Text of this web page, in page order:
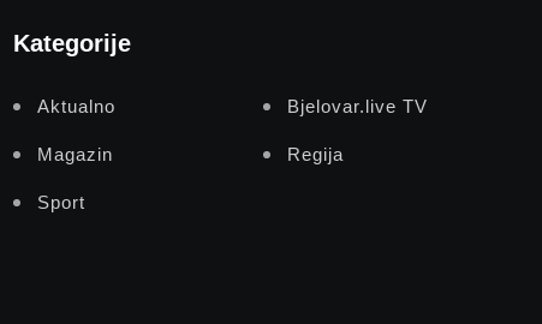
Kategorije
Aktualno Bjelovar.live TV
Magazin Regija
Sport